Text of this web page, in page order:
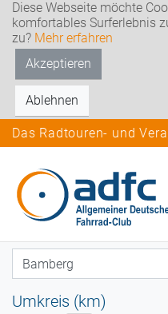
Diese Webseite möchte
komfortables Surferlebnis
zu? Mehr erfahren
Akzeptieren
Ablehnen
Das Radtouren- und
Umkreis (km)